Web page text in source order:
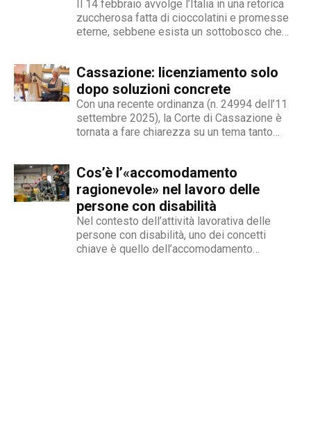
curiosità. L’immancabile sete di verità lo
contraddistingue per la dedizione al fact
redattore del nostro magazine online.
Il 14 febbraio avvolge l’Italia in una retorica
zuccherosa fatta di cioccolatini e promesse
eterne, sebbene esista un sottobosco che
un’opzione commerciale né un dato di di fatto,
ma...
Cassazione: licenziamento solo
dopo soluzioni concrete
Con una recente ordinanza (n. 24994 dell’11
settembre 2025), la Corte di Cassazione è
tornata a fare chiarezza su un tema tanto
che, a causa di una sopraggiunta disabilità,
non è più...
Cos’è l’«accomodamento
ragionevole» nel lavoro delle
persone con disabilità
Nel contesto dell’attività lavorativa delle
persone con disabilità, uno dei concetti
chiave è quello dell’accomodamento